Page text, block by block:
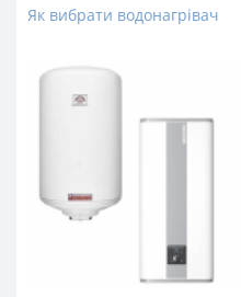
Як вибрати водонагрівач